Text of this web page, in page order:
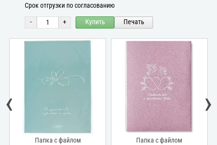
Срок отгрузки по согласованию
- + Купить Печать
Папка с файлом Папка с файлом
‹ ›